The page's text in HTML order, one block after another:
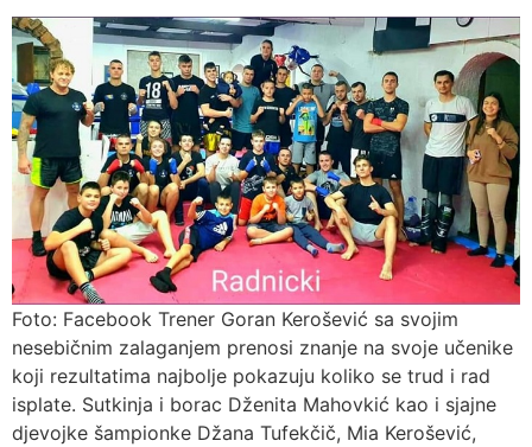
Foto: Facebook Trener Goran Kerošević sa svojim
nesebičnim zalaganjem prenosi znanje na svoje učenike
koji rezultatima najbolje pokazuju koliko se trud i rad
isplate. Sutkinja i borac Dženita Mahovkić kao i sjajne
djevojke šampionke Džana Tufekčič, Mia Kerošević,